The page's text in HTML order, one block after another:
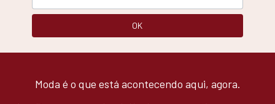
Moda é o que está acontecendo aqui, agora.